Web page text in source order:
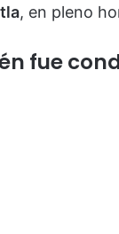
, en pleno
fue